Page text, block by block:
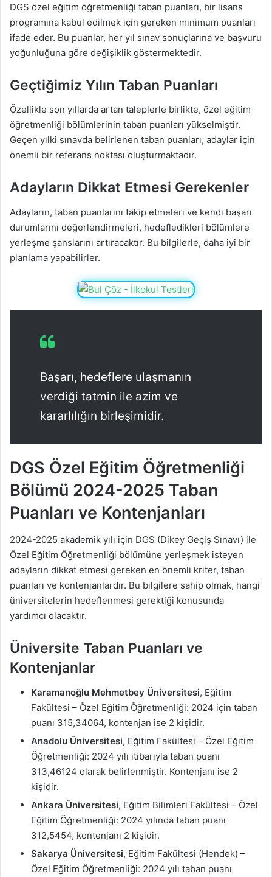
DGS özel eğitim öğretmenliği taban puanları, bir lisans
programına kabul edilmek için gereken minimum puanları
ifade eder. Bu puanlar, her yıl sınav sonuçlarına ve başvuru
yoğunluğuna göre değişiklik göstermektedir.
Geçtiğimiz Yılın Taban Puanları
Özellikle son yıllarda artan taleplerle birlikte, özel eğitim
öğretmenliği bölümlerinin taban puanları yükselmiştir.
Geçen yılki sınavda belirlenen taban puanları, adaylar için
önemli bir referans noktası oluşturmaktadır.
Adayların Dikkat Etmesi Gerekenler
Adayların, taban puanlarını takip etmeleri ve kendi başarı
durumlarını değerlendirmeleri, hedefledikleri bölümlere
yerleşme şanslarını artıracaktır. Bu bilgilerle, daha iyi bir
planlama yapabilirler.
Başarı, hedeflere ulaşmanın
verdiği tatmin ile azim ve
kararlılığın birleşimidir.
DGS Özel Eğitim Öğretmenliği
Bölümü 2024-2025 Taban
Puanları ve Kontenjanları
2024-2025 akademik yılı için DGS (Dikey Geçiş Sınavı) ile
Özel Eğitim Öğretmenliği bölümüne yerleşmek isteyen
adayların dikkat etmesi gereken en önemli kriter, taban
puanları ve kontenjanlardır. Bu bilgilere sahip olmak, hangi
üniversitelerin hedeflenmesi gerektiği konusunda
yardımcı olacaktır.
Üniversite Taban Puanları ve
Kontenjanlar
Karamanoğlu Mehmetbey Üniversitesi, Eğitim
Fakültesi – Özel Eğitim Öğretmenliği: 2024 için taban
puanı 315,34064, kontenjan ise 2 kişidir.
Anadolu Üniversitesi, Eğitim Fakültesi – Özel Eğitim
Öğretmenliği: 2024 yılı itibarıyla taban puanı
313,46124 olarak belirlenmiştir. Kontenjanı ise 2
kişidir.
Ankara Üniversitesi, Eğitim Bilimleri Fakültesi – Özel
Eğitim Öğretmenliği: 2024 yılında taban puanı
312,5454, kontenjanı 2 kişidir.
Sakarya Üniversitesi, Eğitim Fakültesi (Hendek) –
Özel Eğitim Öğretmenliği: 2024 yılı taban puanı